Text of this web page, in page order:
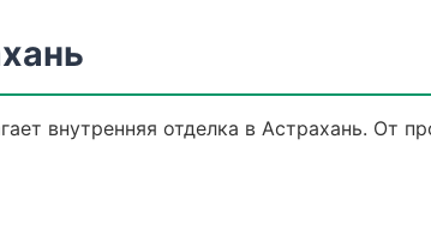
внутренняя отделка в Астрахань. От